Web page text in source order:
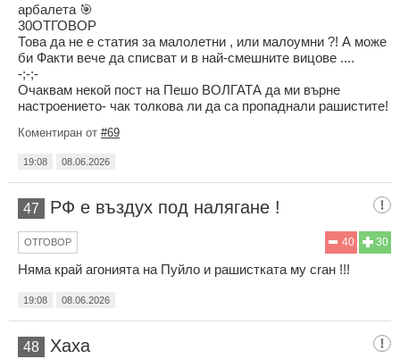
арбалета 🎯
30ОТГОВОР
Това да не е статия за малолетни , или малоумни ?! А може
би Факти вече да списват и в най-смешните вицове ....
-;-;-
Очаквам некой пост на Пешо ВОЛГАТА да ми върне
настроението- чак толкова ли да са пропаднали рашистите!
Коментиран от #69
19:08 08.06.2026
47 РФ е въздух под налягане !
30
40
ОТГОВОР
Няма край агонията на Пуйло и рашистката му craн !!!
19:08 08.06.2026
48 Хаха